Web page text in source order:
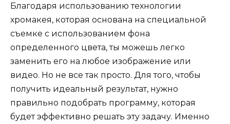
Благодаря использованию технологии
хромакея, которая основана на специальной
съемке с использованием фона
определенного цвета, ты можешь легко
заменить его на любое изображение или
видео. Но не все так просто. Для того, чтобы
получить идеальный результат, нужно
правильно подобрать программу, которая
будет эффективно решать эту задачу. Именно